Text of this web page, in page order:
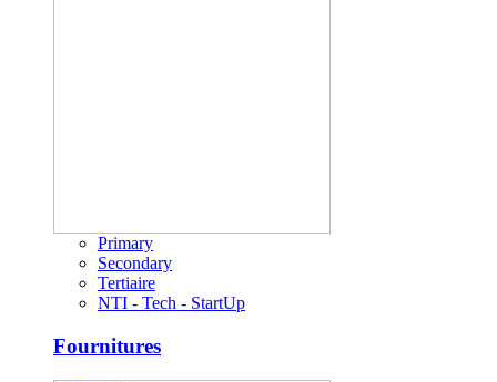
Primary
Secondary
Tertiaire
NTI - Tech - StartUp
Fournitures